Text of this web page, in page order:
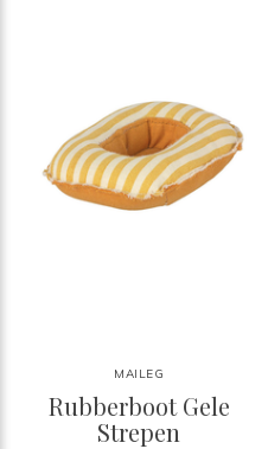
MAILEG
Rubberboot Gele
Strepen